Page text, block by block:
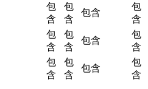
包
含
包
含
包含
包
含
包
含
包
含
包含
包
含
包
含
包
含
包含
包
含